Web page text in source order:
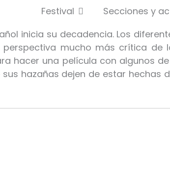
Festival Abrir FestivalSecciones y
inicia su decadencia. Los
mucho más crítica de
hacer una película con algunos
hazañas dejen de estar hechas